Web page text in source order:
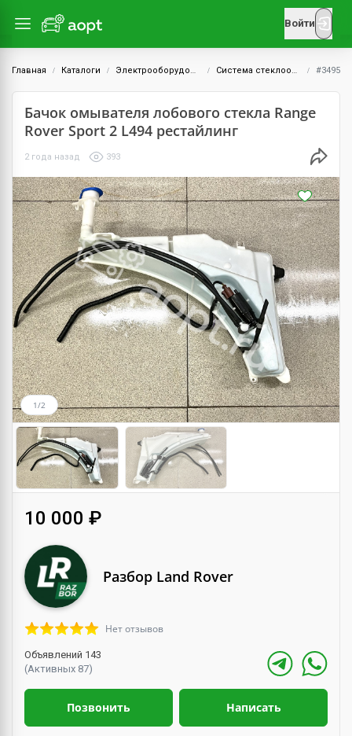
Войти
Главная Каталоги Электрооборудование Система стеклоочистителей #3495
Бачок омывателя лобового стекла Range
Rover Sport 2 L494 рестайлинг
2 года назад 393
1/2
10 000 ₽
Разбор Land Rover
Нет отзывов
Объявлений 143
(Активных 87)
Позвонить Написать